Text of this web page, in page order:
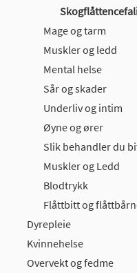
Mage og tarm
Muskler og ledd
Mental helse
Sår og skader
Underliv og intim
Øyne og ører
Slik behandler du
Muskler og Ledd
Blodtrykk
Flåttbitt og
Dyrepleie
Kvinnehelse
Overvekt og fedme